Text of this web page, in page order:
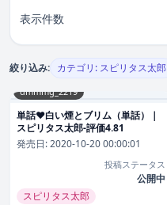
表示件数
絞り込み: カテゴリ: スピリタス太郎
dmmmg_2219
単話❤白い煙とブリム（単話）｜
スピリタス太郎-評価4.81
発売日:2020-10-20 00:00:01
投稿ステータス
公開中
スピリタス太郎